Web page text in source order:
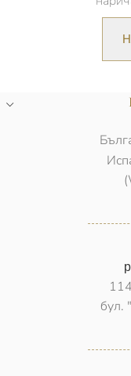
бул.